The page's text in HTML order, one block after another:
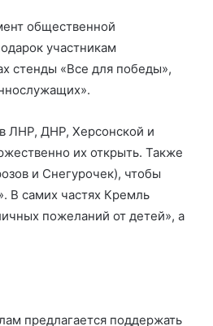
общественной
участникам
стенды «Все для победы»,
ЛНР, ДНР, Херсонской и
их открыть. Также
и Снегурочек), чтобы
В самих частях Кремль
пожеланий от детей», а
предлагается поддержать